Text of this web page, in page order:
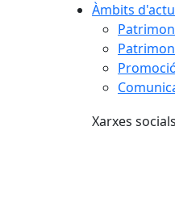
Àmbits
Xarxes